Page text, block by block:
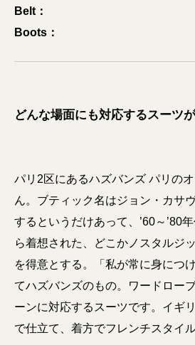
Belt：
Boots：
どんな場面にも対応するスーツ
パリ2区にあるハズバンズ パリの
ん。ブティック名はジョン・カサ
するというだけあって、’60～’80
ら着想された、どこかノスタルジ
を得意とする。「私が常に身につ
てハズバンズのもの。ワードロー
ーンに対応するスーツです。イギ
で仕立て、着方でフレンチスタイ